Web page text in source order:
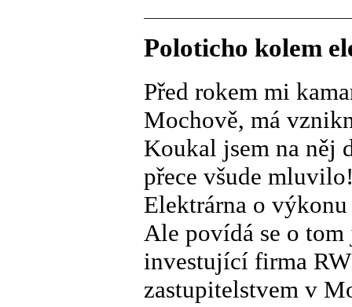
Poloticho kolem
Před rokem mi
Mochově, má
Koukal jsem na něj
přece všude
Elektrárna o
Ale povídá se o tom
investující firma
zastupitelstvem v